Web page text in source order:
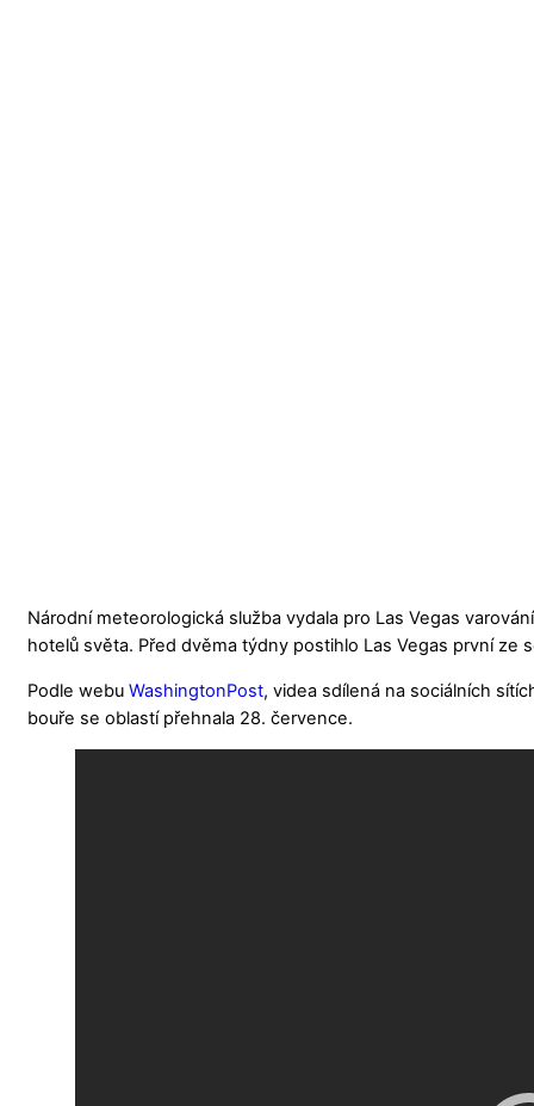
Národní meteorologická služba vydala pro Las Vegas
hotelů světa. Před dvěma týdny postihlo Las Vegas první ze
Podle webu WashingtonPost, videa sdílená na sociálních
bouře se oblastí přehnala 28. července.